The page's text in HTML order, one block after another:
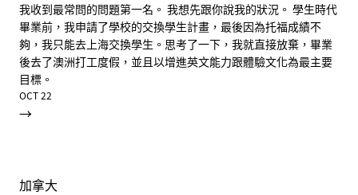
我收到最常問的問題第一名。 我想先跟你說我的狀況。 學生時代
畢業前，我申請了學校的交換學生計畫，最後因為托福成績不
夠，我只能去上海交換學生。思考了一下，我就直接放棄，畢業
後去了澳洲打工度假，並且以增進英文能力跟體驗文化為最主要
目標。
OCT 22
→
加拿大